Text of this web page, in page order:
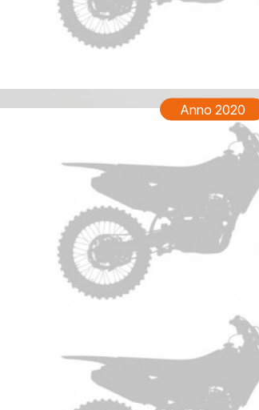
Anno 2020